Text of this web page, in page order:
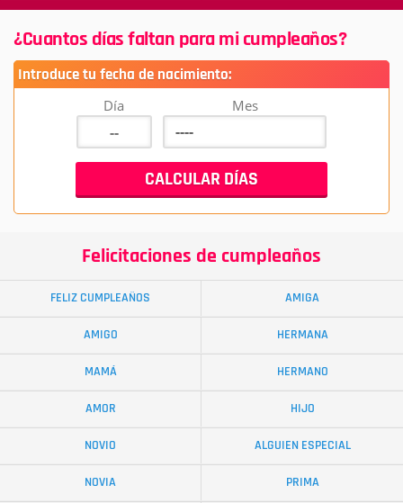
¿Cuantos días faltan para mi cumpleaños?
Introduce tu fecha de nacimiento:
Día Mes
Felicitaciones de cumpleaños
FELIZ CUMPLEAÑOS AMIGA
AMIGO HERMANA
MAMÁ HERMANO
AMOR HIJO
NOVIO ALGUIEN ESPECIAL
NOVIA PRIMA